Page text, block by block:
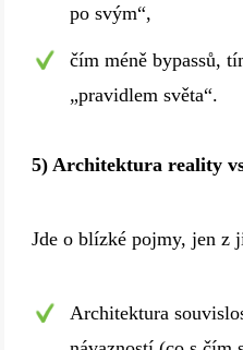
po svým“,
čím méně bypassů,
„pravidlem světa“.
5) Architektura reality
Jde o blízké pojmy, jen z
Architektura